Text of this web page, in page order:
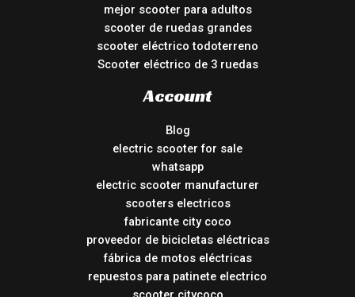
mejor scooter para adultos
scooter de ruedas grandes
scooter eléctrico todoterreno
Scooter eléctrico de 3 ruedas
Account
Blog
electric scooter for sale
whatsapp
electric scooter manufacturer
scooters electricos
fabricante city coco
proveedor de bicicletas eléctricas
fábrica de motos eléctricas
repuestos para patinete electrico